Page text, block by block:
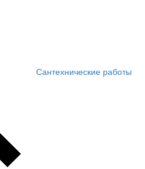
Сантехнические работы